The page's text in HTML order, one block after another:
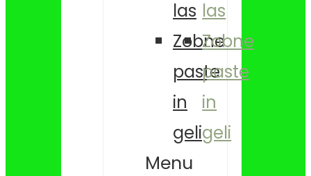
las
Zobne
paste
in
geli
Menu
las
Zobne
paste
in
geli